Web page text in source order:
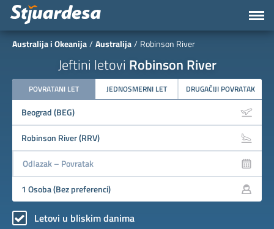
Australija i Okeanija Australija Robinson River
Jeftini letovi Robinson River
POVRATANI LET JEDNOSMERNI LET DRUGAČIJI POVRATAK
Letovi u bliskim danima